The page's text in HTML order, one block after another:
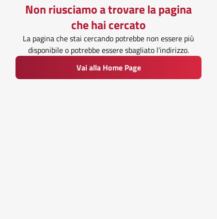
Non riusciamo a trovare la pagina
che hai cercato
La pagina che stai cercando potrebbe non essere più
disponibile o potrebbe essere sbagliato l’indirizzo.
Vai alla Home Page